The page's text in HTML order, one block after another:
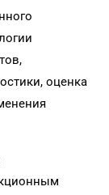
оценка